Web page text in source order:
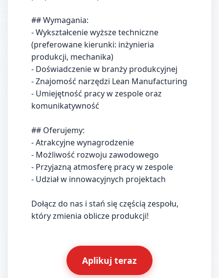
## Wymagania:
- Wykształcenie wyższe techniczne
(preferowane kierunki: inżynieria
produkcji, mechanika)
- Doświadczenie w branży produkcyjnej
- Znajomość narzędzi Lean Manufacturing
- Umiejętność pracy w zespole oraz
komunikatywność
## Oferujemy:
- Atrakcyjne wynagrodzenie
- Możliwość rozwoju zawodowego
- Przyjazną atmosferę pracy w zespole
- Udział w innowacyjnych projektach
Dołącz do nas i stań się częścią zespołu,
który zmienia oblicze produkcji!
Aplikuj teraz